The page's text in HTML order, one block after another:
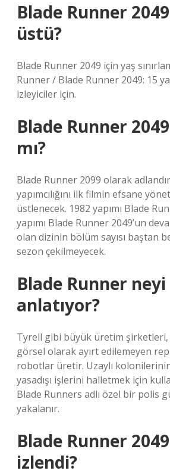
Blade Runner
üstü?
Blade Runner 2049 için yaş
Runner / Blade Runner 2049: 15
izleyiciler için.
Blade Runner
mı?
Blade Runner 2099 olarak
yapımcılığını ilk filmin efsane
üstlenecek. 1982 yapımı Blade
yapımı Blade Runner 2049’un
olan dizinin bölüm sayısı baştan
sezon çekilmeyecek.
Blade Runner neyi
anlatıyor?
Tyrell gibi büyük üretim
görsel olarak ayırt edilemeyen
robotlar üretir. Uzaylı
yasadışı işlerini halletmek için
Blade Runners adlı özel bir polis
yakalanır.
Blade Runner
izlendi?